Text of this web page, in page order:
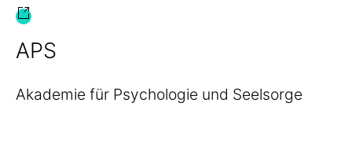
APS
Akademie für Psychologie und Seelsorge